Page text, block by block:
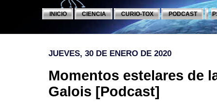
INICIO CIENCIA CURIO-TOX PODCAST
JUEVES, 30 DE ENERO DE 2020
Momentos estelares de
Galois [Podcast]